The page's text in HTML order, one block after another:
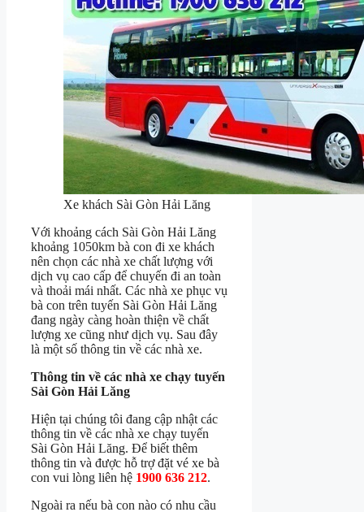
Xe khách Sài Gòn Hải Lăng
Với khoảng cách Sài Gòn Hải Lăng
khoảng 1050km bà con đi xe khách
nên chọn các nhà xe chất lượng với
dịch vụ cao cấp để chuyến đi an toàn
và thoải mái nhất. Các nhà xe phục vụ
bà con trên tuyến Sài Gòn Hải Lăng
đang ngày càng hoàn thiện về chất
lượng xe cũng như dịch vụ. Sau đây
là một số thông tin về các nhà xe.
Thông tin về các nhà xe chạy tuyến
Sài Gòn Hải Lăng
Hiện tại chúng tôi đang cập nhật các
thông tin về các nhà xe chạy tuyến
Sài Gòn Hải Lăng. Để biết thêm
thông tin và được hỗ trợ đặt vé xe bà
con vui lòng liên hệ 1900 636 212.
Ngoài ra nếu bà con nào có nhu cầu